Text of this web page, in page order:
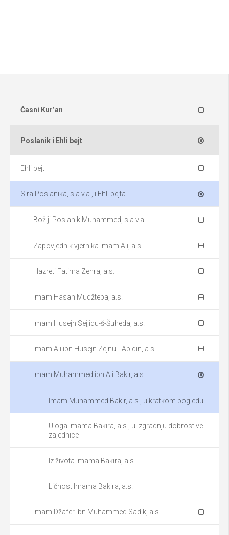
Časni Kur’an
Poslanik i Ehli bejt
Ehli bejt
Sira Poslanika, s.a.v.a., i Ehli bejta
Božiji Poslanik Muhammed, s.a.v.a.
Zapovjednik vjernika Imam Ali, a.s.
Hazreti Fatima Zehra, a.s.
Imam Hasan Mudžteba, a.s.
Imam Husejn Sejjidu-š-Šuheda, a.s.
Imam Ali ibn Husejn Zejnu-l-Abidin, a.s.
Imam Muhammed ibn Ali Bakir, a.s.
Imam Muhammed Bakir, a.s., u kratkom pogledu
Uloga Imama Bakira, a.s., u izgradnju dobrostive
zajednice
Iz života Imama Bakira, a.s.
Ličnost Imama Bakira, a.s.
Imam Džafer ibn Muhammed Sadik, a.s.